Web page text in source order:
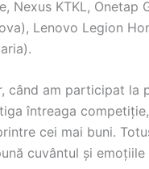
Nexus KTKL, Onetap
Lenovo Legion
când am participat la
întreaga
cei mai buni.
cuvântul și